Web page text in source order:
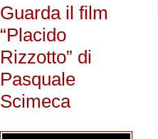
Guarda il film
“Placido
Rizzotto” di
Pasquale
Scimeca